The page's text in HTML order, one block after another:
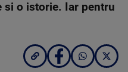
si o istorie. Iar pentru